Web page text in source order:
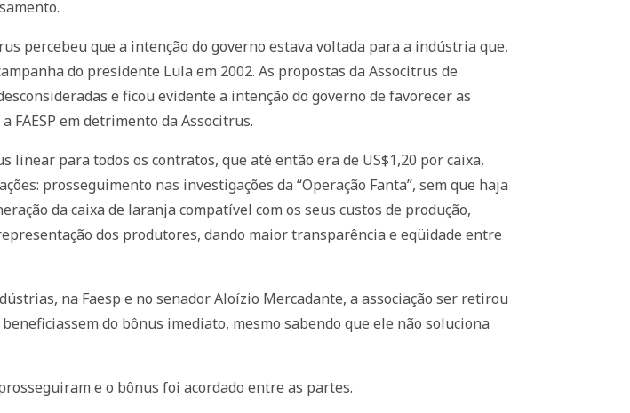
percebeu que a intenção do governo estava voltada para a indústria que,
do presidente Lula em 2002. As propostas da Associtrus de
e ficou evidente a intenção do governo de favorecer as
em detrimento da Associtrus.
linear para todos os contratos, que até então era de US$1,20 por caixa,
prosseguimento nas investigações da “Operação Fanta”, sem que haja
da caixa de laranja compatível com os seus custos de produção,
dos produtores, dando maior transparência e eqüidade entre
na Faesp e no senador Aloízio Mercadante, a associação ser retirou
do bônus imediato, mesmo sabendo que ele não soluciona
e o bônus foi acordado entre as partes.